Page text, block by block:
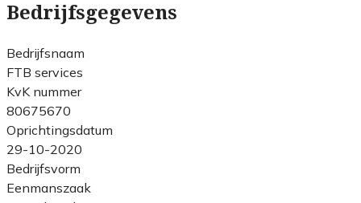
Bedrijfsgegevens
Bedrijfsnaam
FTB services
KvK nummer
80675670
Oprichtingsdatum
29-10-2020
Bedrijfsvorm
Eenmanszaak